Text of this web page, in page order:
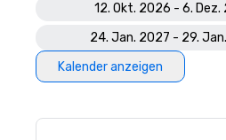
12. Okt. 2026 - 6. Dez.
24. Jan. 2027 - 29.
Kalender anzeigen